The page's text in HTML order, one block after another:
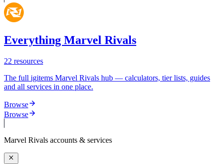
Everything Marvel Rivals
22 resources
The full igitems Marvel Rivals hub — calculators, tier lists, guides
and all services in one place.
Browse
Browse
Marvel Rivals accounts & services